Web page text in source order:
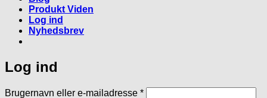
Produkt Viden
Log ind
Nyhedsbrev
Log ind
Brugernavn eller e-mailadresse *Påkrævet